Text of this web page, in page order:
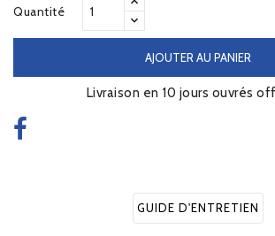
Quantité
AJOUTER AU PANIER
Livraison en 10 jours ouvrés
GUIDE D'ENTRETIEN